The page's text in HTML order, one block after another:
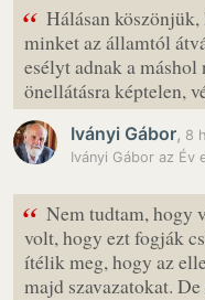
“ Hálásan
minket az államtól
esélyt adnak a
önellátásra képtelen,
Iványi Gábor, 8
Iványi Gábor az Év
“ Nem tudtam, hogy
volt, hogy ezt fogják
ítélik meg, hogy az
majd szavazatokat.